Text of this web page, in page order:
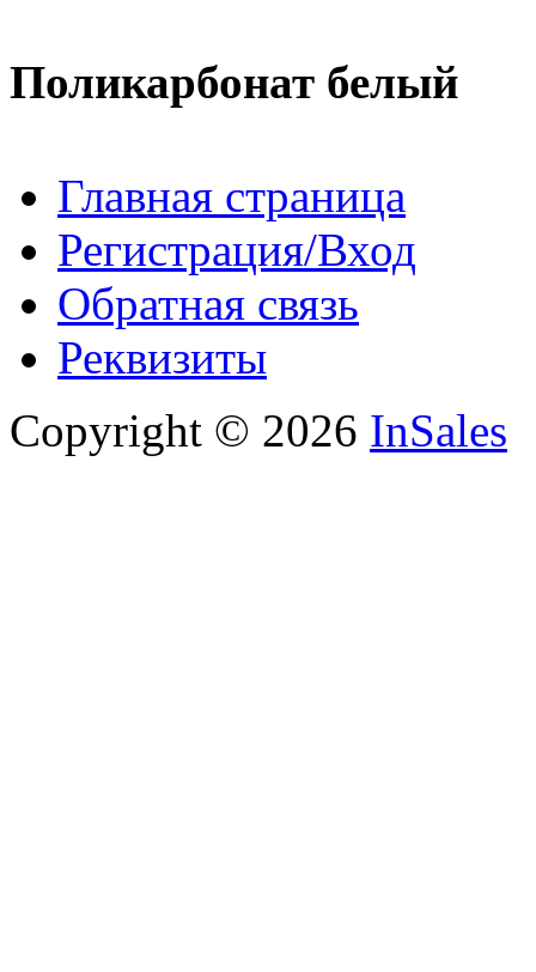
Поликарбонат белый
Главная страница
Регистрация/Вход
Обратная связь
Реквизиты
Copyright © 2026 InSales